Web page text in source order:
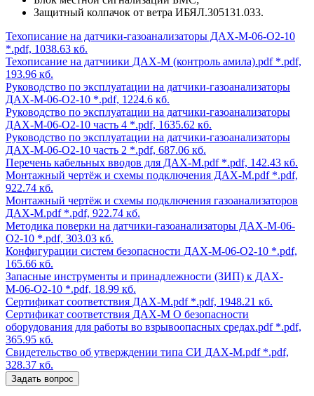
Защитный колпачок от ветра ИБЯЛ.305131.033.
Техописание на датчики-газоанализаторы ДАХ-М-06-O2-10
*.pdf, 1038.63 кб.
Техописание на датчиики ДАХ-М (контроль амила).pdf*.pdf,
193.96 кб.
Руководство по эксплуатации на датчики-газоанализаторы
ДАХ-М-06-O2-10 *.pdf, 1224.6 кб.
Руководство по эксплуатации на датчики-газоанализаторы
ДАХ-М-06-O2-10 часть 4 *.pdf, 1635.62 кб.
Руководство по эксплуатации на датчики-газоанализаторы
ДАХ-М-06-O2-10 часть 2 *.pdf, 687.06 кб.
Перечень кабельных вводов для ДАХ-М.pdf*.pdf, 142.43 кб.
Монтажный чертёж и схемы подключения ДАХ-М.pdf*.pdf,
922.74 кб.
Монтажный чертёж и схемы подключения газоанализаторов
ДАХ-М.pdf*.pdf, 922.74 кб.
Методика поверки на датчики-газоанализаторы ДАХ-М-06-
O2-10 *.pdf, 303.03 кб.
Конфигурации систем безопасности ДАХ-М-06-O2-10 *.pdf,
165.66 кб.
Запасные инструменты и принадлежности (ЗИП) к ДАХ-
М-06-O2-10 *.pdf, 18.99 кб.
Сертификат соответствия ДАХ-М.pdf*.pdf, 1948.21 кб.
Сертификат соответствия ДАХ-М О безопасности
оборудования для работы во взрывоопасных средах.pdf*.pdf,
365.95 кб.
Свидетельство об утверждении типа СИ ДАХ-М.pdf*.pdf,
328.37 кб.
Задать вопрос